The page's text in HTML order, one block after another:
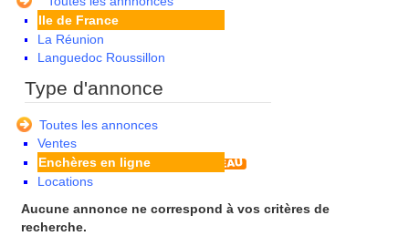
Ile de France
La Réunion
Languedoc Roussillon
Lorraine
Mayotte
Midi Pyrenees - Espagne -
Portugal
Nord Pas de Calais - Belgique -
Pays Bas
Pays de la Loire
Type d'annonce
Toutes les annonces
Ventes
Enchères en ligne
Locations
Aucune annonce ne correspond à vos critères de
recherche.